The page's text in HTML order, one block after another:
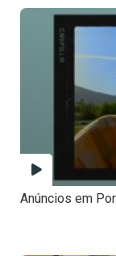
Anúncios em